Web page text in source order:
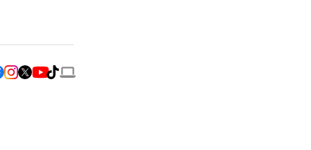
はその管理委
の保有者が有
のある行為
を含みますが、